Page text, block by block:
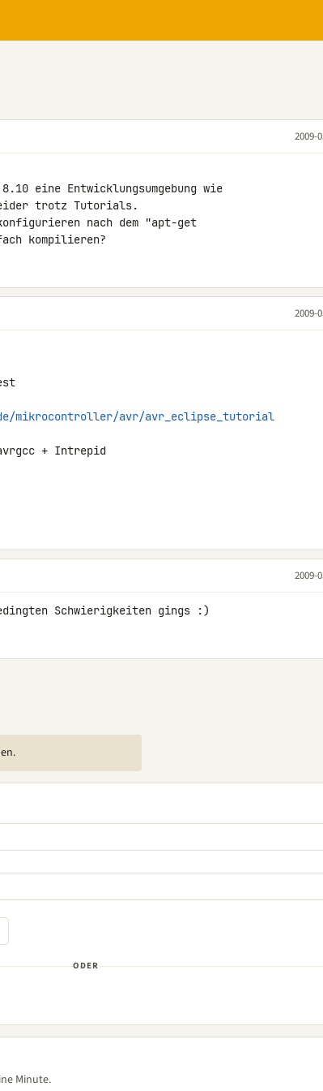
2009-
eine Entwicklungsumgebung wie
trotz Tutorials.
nach dem "apt-get
kompilieren?
2009-
mikrocontroller/avr/avr_eclipse_tutorial
+ Intrepid
2009-
Schwierigkeiten gings :)
ODER
Minute.